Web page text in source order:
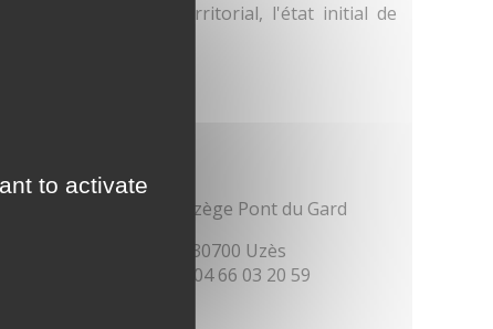
le diagnostic territorial, l'état initial de
(PADD),
Mixte du SCoT Uzège Pont du Gard
avenue du 8 mai 1945 - 30700 Uzès
: 04 66 03 09 00 - Fax : 04 66 03 20 59
to activate